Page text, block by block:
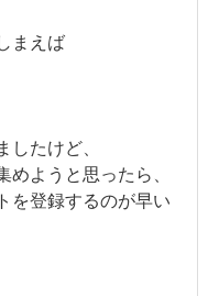
まえば
したけど、
ようと思ったら、
を登録するのが早い